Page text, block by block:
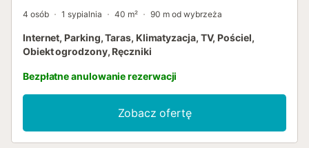
4 osób 1 sypialnia 40 m² 90 m od wybrzeża
Internet, Parking, Taras, Klimatyzacja, TV, Pościel,
Obiekt ogrodzony, Ręczniki
Bezpłatne anulowanie rezerwacji
Zobacz ofertę